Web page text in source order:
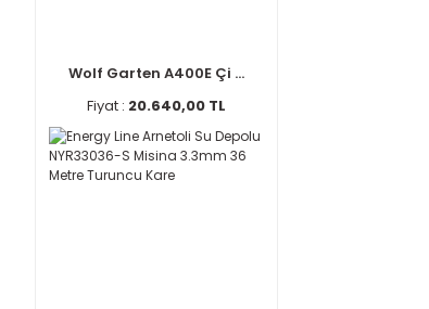
Wolf Garten A400E Çi ...
Fiyat : 20.640,00 TL